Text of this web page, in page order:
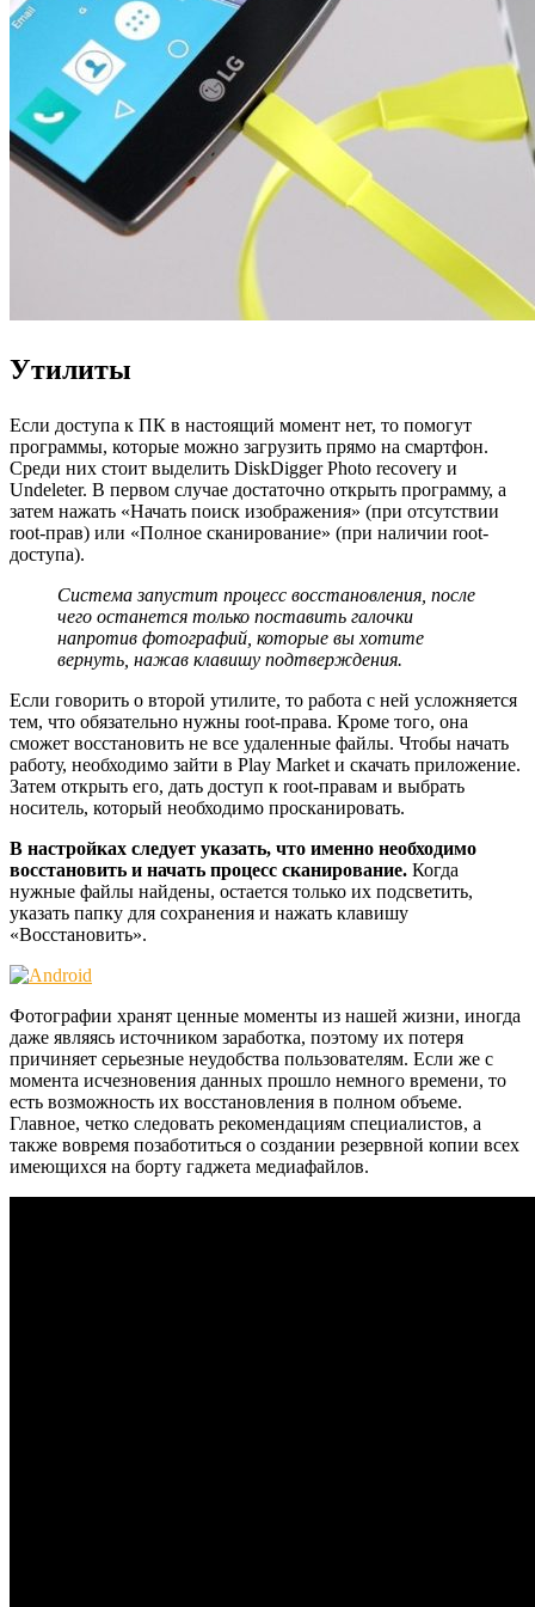
Утилиты
Если доступа к ПК в настоящий момент нет, то помогут
программы, которые можно загрузить прямо на смартфон.
Среди них стоит выделить DiskDigger Photo recovery и
Undeleter. В первом случае достаточно открыть программу, а
затем нажать «Начать поиск изображения» (при отсутствии
root-прав) или «Полное сканирование» (при наличии root-
доступа).
Система запустит процесс восстановления, после
чего останется только поставить галочки
напротив фотографий, которые вы хотите
вернуть, нажав клавишу подтверждения.
Если говорить о второй утилите, то работа с ней усложняется
тем, что обязательно нужны root-права. Кроме того, она
сможет восстановить не все удаленные файлы. Чтобы начать
работу, необходимо зайти в Play Market и скачать приложение.
Затем открыть его, дать доступ к root-правам и выбрать
носитель, который необходимо просканировать.
В настройках следует указать, что именно необходимо
восстановить и начать процесс сканирование. Когда
нужные файлы найдены, остается только их подсветить,
указать папку для сохранения и нажать клавишу
«Восстановить».
Фотографии хранят ценные моменты из нашей жизни, иногда
даже являясь источником заработка, поэтому их потеря
причиняет серьезные неудобства пользователям. Если же с
момента исчезновения данных прошло немного времени, то
есть возможность их восстановления в полном объеме.
Главное, четко следовать рекомендациям специалистов, а
также вовремя позаботиться о создании резервной копии всех
имеющихся на борту гаджета медиафайлов.